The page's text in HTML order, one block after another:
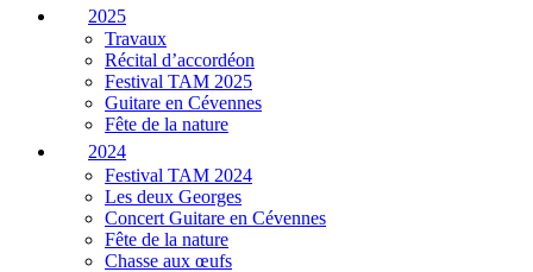
2025
Travaux
Récital d’accordéon
Festival TAM 2025
Guitare en Cévennes
Fête de la nature
2024
Festival TAM 2024
Les deux Georges
Concert Guitare en Cévennes
Fête de la nature
Chasse aux œufs